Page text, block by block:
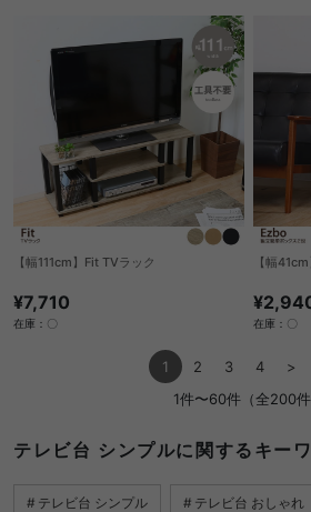
【幅111cm】Fit TVラック
¥7,710
在庫：〇
【幅
在庫：〇
1 2 3 4 >
1件〜60件（全200件
テレビ台 シンプルに関するキー
テレビ台 シンプル テレビ台 おしゃれ